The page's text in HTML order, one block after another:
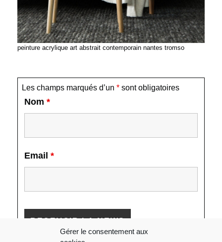
Gérer le consentement aux
peinture acrylique art abstrait contemporain nantes tromso
Les champs marqués d’un * sont obligatoires
Nom *
Email *